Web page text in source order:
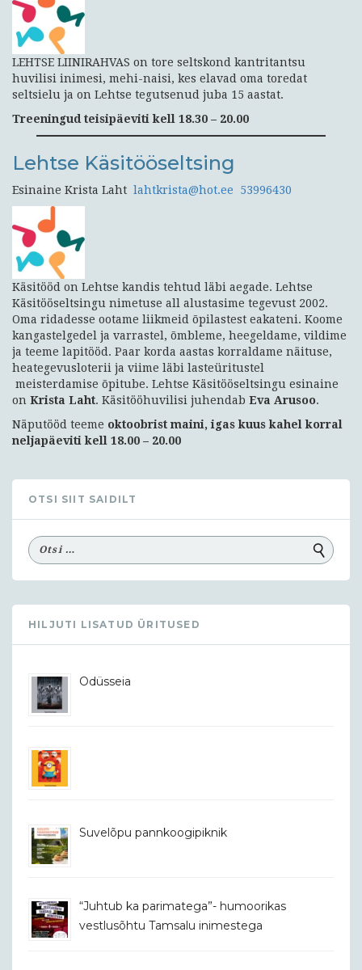
LEHTSE LIINIRAHVAS on tore seltskond kantritantsu
huvilisi inimesi, mehi-naisi, kes elavad oma toredat
seltsielu ja on Lehtse tegutsenud juba 15 aastat.
Treeningud teisipäeviti kell 18.30 – 20.00
Lehtse Käsitööseltsing
Esinaine Krista Laht lahtkrista@hot.ee 53996430
Käsitööd on Lehtse kandis tehtud läbi aegade. Lehtse
Käsitööseltsingu nimetuse all alustasime tegevust 2002.
Oma ridadesse ootame liikmeid õpilastest eakateni. Koome
kangastelgedel ja varrastel, õmbleme, heegeldame, vildime
ja teeme lapitööd. Paar korda aastas korraldame näituse,
heategevusloterii ja viime läbi lasteüritustel
meisterdamise õpitube. Lehtse Käsitööseltsingu esinaine
on Krista Laht. Käsitööhuvilisi juhendab Eva Arusoo.
Näputööd teeme oktoobrist maini, igas kuus kahel korral
neljapäeviti kell 18.00 – 20.00
OTSI SIIT SAIDILT
HILJUTI LISATUD ÜRITUSED
Odüsseia
Suvelõpu pannkoogipiknik
“Juhtub ka parimatega”- humoorikas
vestlusõhtu Tamsalu inimestega